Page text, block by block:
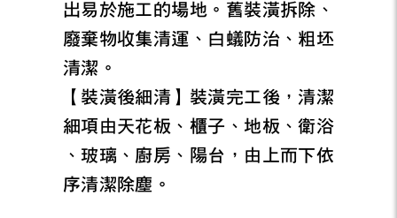
出易於施工的場地。舊裝潢拆除、
廢棄物收集清運、白蟻防治、粗坯
清潔。
【裝潢後細清】裝潢完工後，清潔
細項由天花板、櫃子、地板、衛浴
、玻璃、廚房、陽台，由上而下依
序清潔除塵。